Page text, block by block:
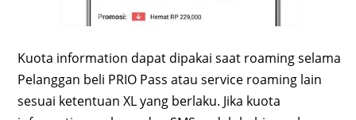
Kuota information dapat dipakai saat roaming selama
Pelanggan beli PRIO Pass atau service roaming lain
sesuai ketentuan XL yang berlaku. Jika kuota